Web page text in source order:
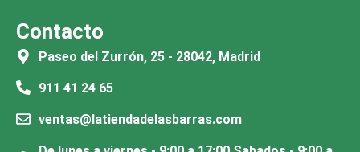
Contacto
Paseo del Zurrón, 25 - 28042, Madrid
911 41 24 65
ventas@latiendadelasbarras.com